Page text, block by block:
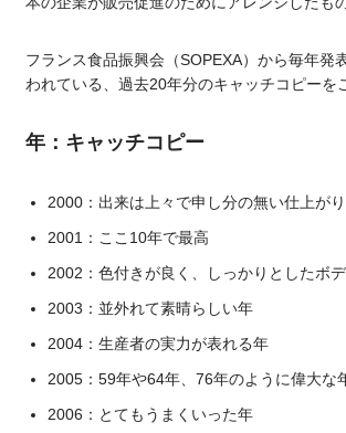
フランス食品振興会（SOPEXA）から毎年発
われている、過去20年分のキャッチコピーを
年：キャッチコピー
2000：出来は上々で申し分の無い仕上がり
2001：ここ10年で最高
2002：色付きが良く、しっかりとしたボデ
2003：並外れて素晴らしい年
2004：生産者の実力が表れる年
2005：59年や64年、76年のように偉大な
2006：とてもうまくいった年